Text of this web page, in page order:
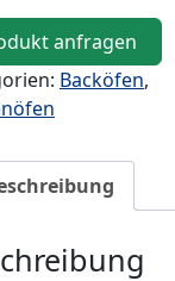
anfragen
Backöfen,